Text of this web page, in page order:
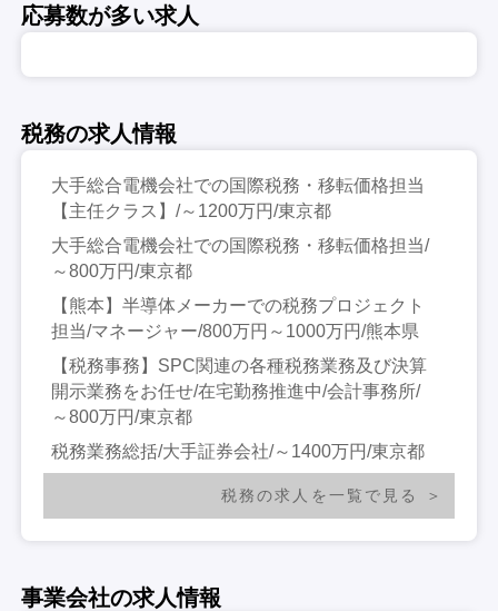
応募数が多い求人
税務の求人情報
大手総合電機会社での国際税務・移転価格担当
【主任クラス】/～1200万円/東京都
大手総合電機会社での国際税務・移転価格担当/
～800万円/東京都
【熊本】半導体メーカーでの税務プロジェクト
担当/マネージャー/800万円～1000万円/熊本県
【税務事務】SPC関連の各種税務業務及び決算
開示業務をお任せ/在宅勤務推進中/会計事務所/
～800万円/東京都
税務業務総括/大手証券会社/～1400万円/東京都
税務の求人を一覧で見る
事業会社の求人情報